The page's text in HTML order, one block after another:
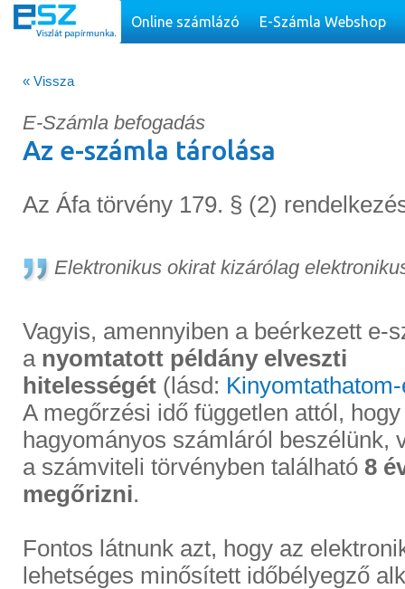
Online számlázó E-Számla Webshop
« Vissza
E-Számla befogadás
Az e-számla tárolása
Az Áfa törvény 179. § (2)
Elektronikus okirat kizárólag
Vagyis, amennyiben a beérkezett e-
a nyomtatott példány elveszti
hitelességét (lásd:
A megőrzési idő független attól,
hagyományos számláról beszélünk,
a számviteli törvényben található 8
megőrizni.
Fontos látnunk azt, hogy az
lehetséges minősített időbélyegző